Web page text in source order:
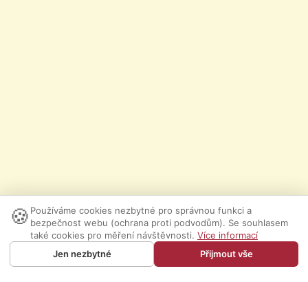
🍪 Používáme cookies nezbytné pro správnou funkci a
bezpečnost webu (ochrana proti podvodům). Se souhlasem
také cookies pro měření návštěvnosti. Více informací
Jen nezbytné
Přijmout vše